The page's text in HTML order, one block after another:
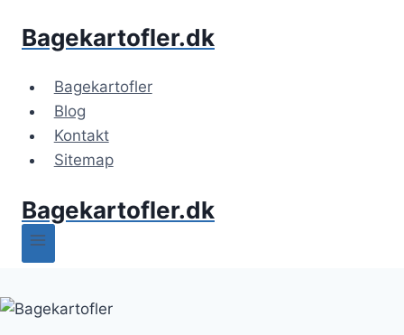
Bagekartofler.dk
Bagekartofler
Blog
Kontakt
Sitemap
Bagekartofler.dk